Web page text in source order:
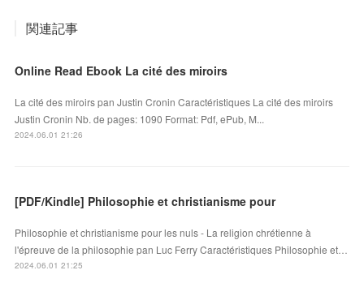
関連記事
Online Read Ebook La cité des miroirs
La cité des miroirs pan Justin Cronin Caractéristiques La cité des miroirs
Justin Cronin Nb. de pages: 1090 Format: Pdf, ePub, M...
2024.06.01 21:26
[PDF/Kindle] Philosophie et christianisme pour
Philosophie et christianisme pour les nuls - La religion chrétienne à
l'épreuve de la philosophie pan Luc Ferry Caractéristiques Philosophie et…
2024.06.01 21:25